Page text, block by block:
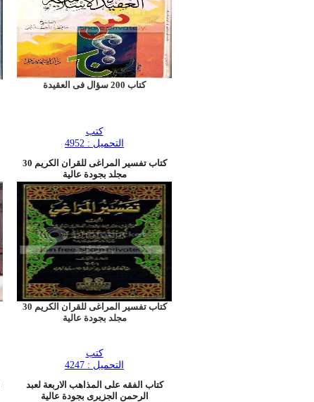
كتاب 200 سؤال فى العقيدة
كتب
التحميل : 4952
كتاب تفسير المراغى للقران الكريم 30
مجلد بجودة عالية
كتاب تفسير المراغى للقران الكريم 30
مجلد بجودة عالية
كتب
التحميل : 4247
كتاب الفقه على المذاهب الاربعة لعبد
الرحمن الجزيرى بجودة عالية